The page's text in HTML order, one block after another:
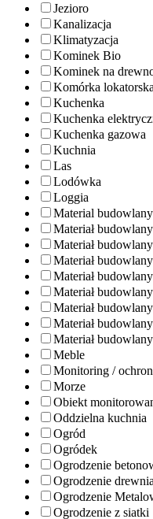
Jezioro
Kanalizacja
Klimatyzacja
Kominek Bio
Kominek na
Komórka lokatorska
Kuchenka
Kuchenka
Kuchenka gazowa
Kuchnia
Las
Lodówka
Loggia
Material budowlany
Materiał
Materiał
Materiał
Materiał
Materiał
Materiał
Materiał
Materiał
Meble
Monitoring /
Morze
Obiekt
Oddzielna kuchnia
Ogród
Ogródek
Ogrodzenie
Ogrodzenie
Ogrodzenie
Ogrodzenie z siatki